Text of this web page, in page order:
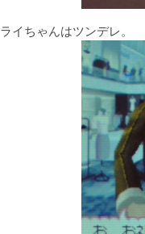
ライちゃんはツンデレ。